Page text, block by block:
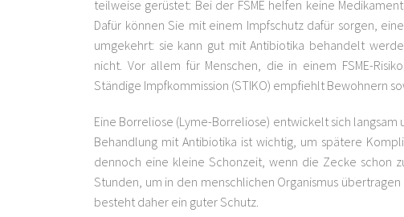
teilweise gerüstet: Bei der FSME helfen keine
Dafür können Sie mit einem Impfschutz dafür sorgen,
umgekehrt: sie kann gut mit Antibiotika behandelt
nicht. Vor allem für Menschen, die in einem FSME-
Ständige Impfkommission (STIKO) empfiehlt Bewohnern
Eine Borreliose (Lyme-Borreliose) entwickelt sich
Behandlung mit Antibiotika ist wichtig, um spätere
dennoch eine kleine Schonzeit, wenn die Zecke schon
Stunden, um in den menschlichen Organismus
besteht daher ein guter Schutz.